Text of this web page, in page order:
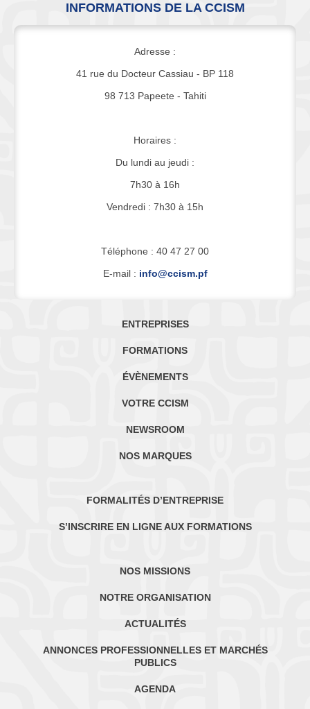
INFORMATIONS DE LA CCISM
Adresse :
41 rue du Docteur Cassiau - BP 118
98 713 Papeete - Tahiti
Horaires :
Du lundi au jeudi :
7h30 à 16h
Vendredi : 7h30 à 15h
Téléphone : 40 47 27 00
E-mail : info@ccism.pf
ENTREPRISES
FORMATIONS
ÉVÈNEMENTS
VOTRE CCISM
NEWSROOM
NOS MARQUES
FORMALITÉS D’ENTREPRISE
S’INSCRIRE EN LIGNE AUX FORMATIONS
NOS MISSIONS
NOTRE ORGANISATION
ACTUALITÉS
ANNONCES PROFESSIONNELLES ET MARCHÉS
PUBLICS
AGENDA